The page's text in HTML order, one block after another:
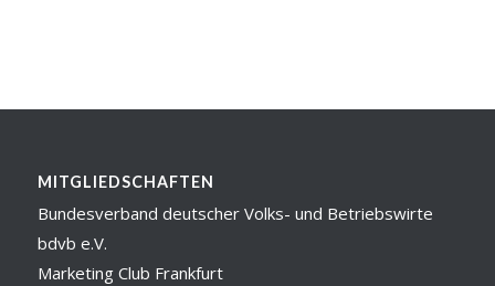
MITGLIEDSCHAFTEN
Bundesverband deutscher Volks- und Betriebswirte
bdvb e.V.
Marketing Club Frankfurt